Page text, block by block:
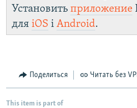
Установить приложение
для iOS і Android.
Поделиться Читать без
This item is part of